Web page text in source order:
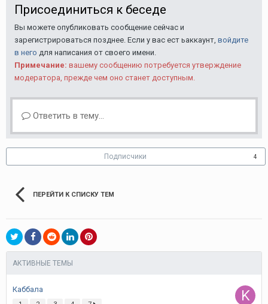
Присоединиться к беседе
Вы можете опубликовать сообщение сейчас и
зарегистрироваться позднее. Если у вас ест ьаккаунт, войдите
в него для написания от своего имени.
Примечание: вашему сообщению потребуется утверждение
модератора, прежде чем оно станет доступным.
Ответить в тему...
Подписчики 4
ПЕРЕЙТИ К СПИСКУ ТЕМ
АКТИВНЫЕ ТЕМЫ
Каббала